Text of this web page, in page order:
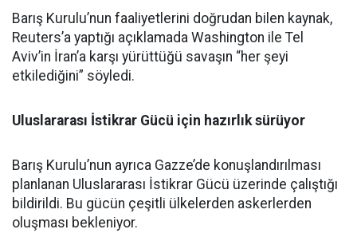
Barış Kurulu’nun faaliyetlerini doğrudan bilen kaynak,
Reuters’a yaptığı açıklamada Washington ile Tel
Aviv’in İran’a karşı yürüttüğü savaşın “her şeyi
etkilediğini” söyledi.
Uluslararası İstikrar Gücü için hazırlık sürüyor
Barış Kurulu’nun ayrıca Gazze’de konuşlandırılması
planlanan Uluslararası İstikrar Gücü üzerinde çalıştığı
bildirildi. Bu gücün çeşitli ülkelerden askerlerden
oluşması bekleniyor.